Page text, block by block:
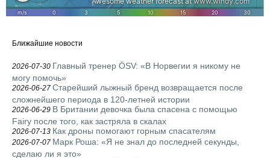
Ближайшие новости
2026-07-30 Главный тренер ÖSV: «В Норвегии я никому не
могу помочь»
2026-06-27 Старейший лыжный бренд возвращается после
сложнейшего периода в 120-летней истории
2026-06-29 В Британии девочка была спасена с помощью
Fairy после того, как застряла в скалах
2026-07-13 Как дроны помогают горным спасателям
2026-07-07 Марк Роша: «Я не знал до последней секунды,
сделаю ли я это»